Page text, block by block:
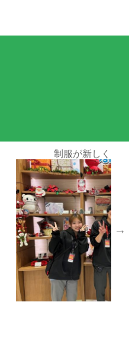
制服が新しくなりました☆